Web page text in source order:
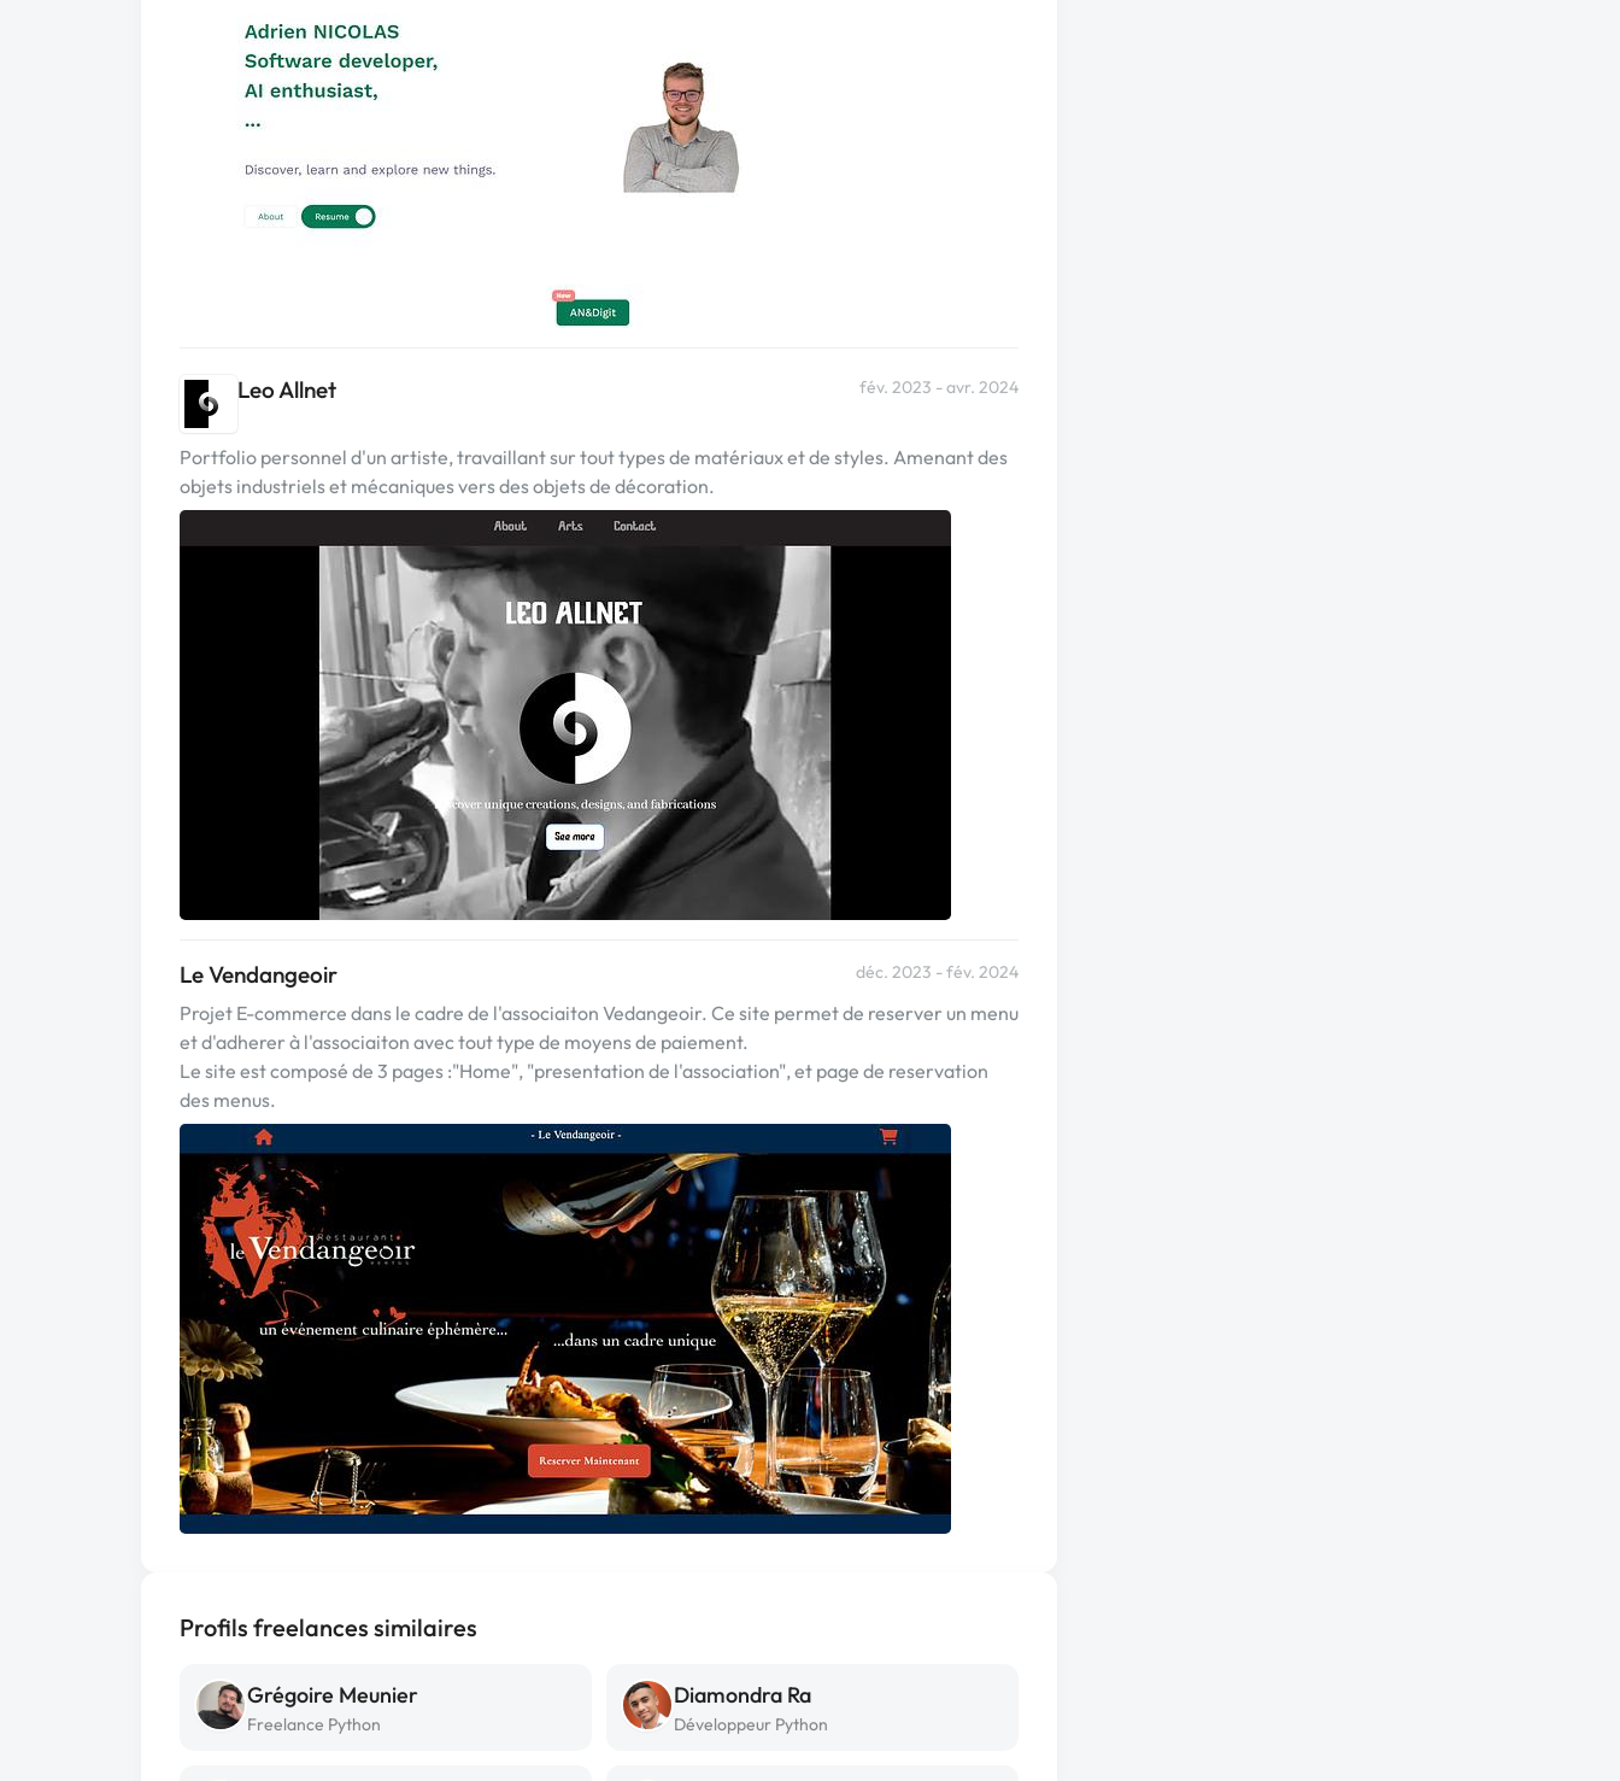
Leo Allnet fév. 2023 - avr. 2024
Portfolio personnel d'un artiste, travaillant sur tout types de matériaux et de styles. Amenant des
objets industriels et mécaniques vers des objets de décoration.
Le Vendangeoir déc. 2023 - fév. 2024
Projet E-commerce dans le cadre de l'associaiton Vedangeoir. Ce site permet de reserver un menu
et d'adherer à l'associaiton avec tout type de moyens de paiement.
Le site est composé de 3 pages :"Home", "presentation de l'association", et page de reservation
des menus.
Profils freelances similaires
Grégoire Meunier
Freelance Python
Diamondra Ra
Développeur Python